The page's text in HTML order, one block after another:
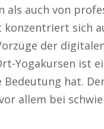
als auch von
sich
der
Yogakursen ist
hat.
allem bei